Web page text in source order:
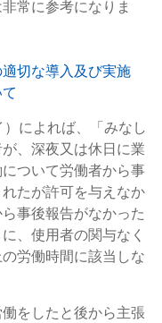
常に参考になりま
切な導入及び実施
によれば、「みなし
、深夜又は休日に業
ついて労働者から事
たが許可を与えなか
事後報告がなかった
、使用者の関与なく
労働時間に該当しな
をしたと後から主張